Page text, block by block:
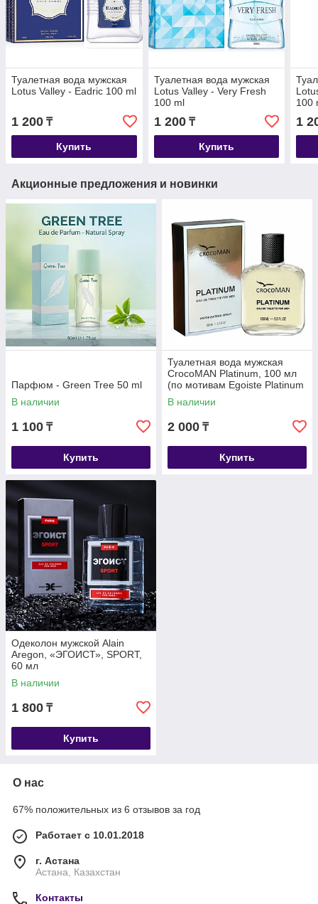
Туалетная вода мужская
Lotus Valley - Eadric 100 ml
1 200 ₸
Купить
Туалетная вода мужская
Lotus Valley - Very Fresh
100 ml
1 200₸
Купить
100
1
Акционные предложения и новинки
Парфюм - Green Tree 50 ml
В наличии
1 100 ₸
Купить
Туалетная вода мужская
CrocoMAN Platinum, 100 мл
(по мотивам Egoiste Platinum
(Chanel)
В наличии
2 000 ₸
Купить
Одеколон мужской Alain
Aregon, «ЭГОИСТ», SPORT,
60 мл
В наличии
1 800 ₸
Купить
О нас
67% положительных из 6 отзывов за год
Работает с 10.01.2018
г. Астана
Астана, Казахстан
Контакты